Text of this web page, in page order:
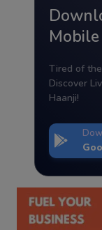
Tired of
Discover
Haanji!